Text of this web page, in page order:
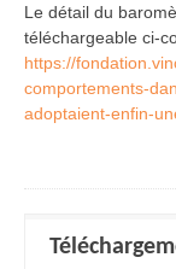
Le détail du
téléchargeable ci-
https://
comportements-
adoptaient-enfin-